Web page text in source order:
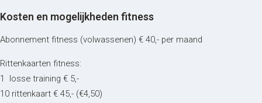
Kosten en mogelijkheden fitness
Abonnement fitness (volwassenen) € 40,- per maand
Rittenkaarten fitness:
1 losse training € 5,-
10 rittenkaart € 45,- (€4,50)